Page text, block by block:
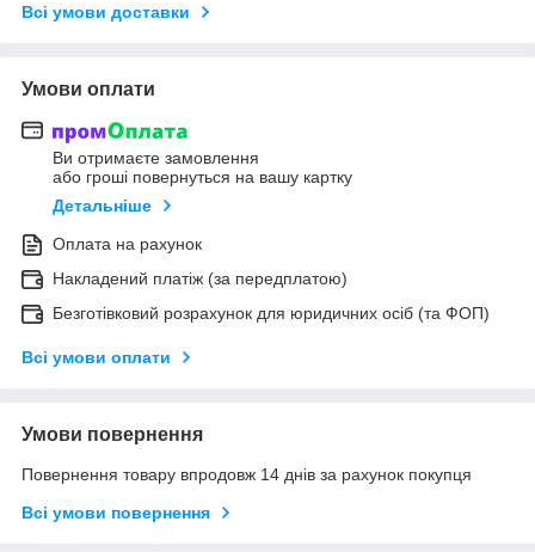
Всі умови доставки
Умови оплати
Ви отримаєте замовлення
або гроші повернуться на вашу картку
Детальніше
Оплата на рахунок
Накладений платіж (за передплатою)
Безготівковий розрахунок для юридичних осіб (та ФОП)
Всі умови оплати
Умови повернення
Повернення товару впродовж 14 днів за рахунок покупця
Всі умови повернення